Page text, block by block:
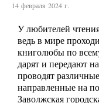
14 февраля 2024 г.
У любителей
ведь в мире
книголюбы по
дарят и передают
проводят
направленные на
Заволжская